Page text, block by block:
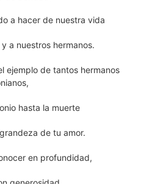
a hacer de nuestra vida
a nuestros hermanos.
ejemplo de tantos hermanos
hasta la muerte
de tu amor.
en profundidad,